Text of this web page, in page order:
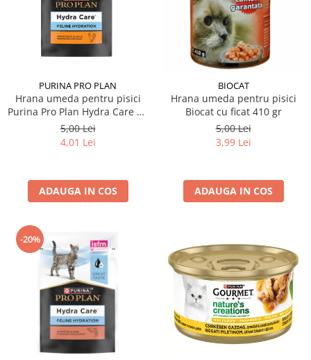
PURINA PRO PLAN
Hrana umeda pentru pisici
Purina Pro Plan Hydra Care cu
pui 75 gr
5,00 Lei
4,01 Lei
ADAUGA IN COS
BIOCAT
Hrana umeda pentru pisici
Biocat cu ficat 410 gr
5,00 Lei
3,99 Lei
ADAUGA IN COS
-20%